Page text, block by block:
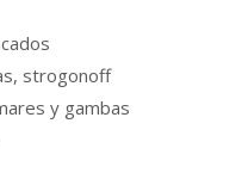
, strogonoff
y gambas